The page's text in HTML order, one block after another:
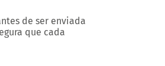
de ser enviada
que cada